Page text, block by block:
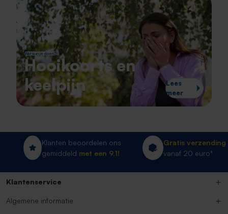
Wat kun je doen?
Hooikoorts en
keelpijn
Lees
meer
Klanten beoordelen ons
gemiddeld met een 9,1!
Gratis verzending
vanaf 20 euro*
Klantenservice
Algemene informatie